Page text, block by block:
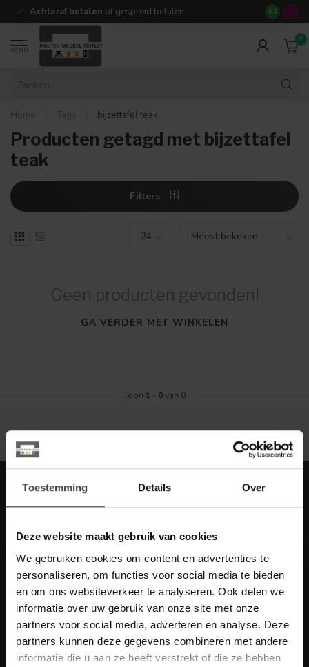
Toestemming Details Over
Deze website maakt gebruik van cookies
We gebruiken cookies om content en advertenties te
personaliseren, om functies voor social media te bieden
en om ons websiteverkeer te analyseren. Ook delen we
informatie over uw gebruik van onze site met onze
partners voor social media, adverteren en analyse. Deze
partners kunnen deze gegevens combineren met andere
informatie die u aan ze heeft verstrekt of die ze hebben
Achteraf betalen of gespreid betalen 14 dagen
9.3
MENU
0
Home Tags bijzettafel teak
Producten getagd met bijzettafel
teak
Filters
Geen producten gevonden!
GA VERDER MET WINKELEN
Toon 1 - 0van 0
Meer informatie
Heb je vragen over onze artikelen of jouw aankoop? Bekijk dan
de klantenservice pagina. Daar staan antwoorden op veel
gestelde vragen. Staat jouw vraag er niet tussen? Dan staat er
ook vermeld hoe je contact met ons kunt opnemen.
Meld je aan voor onze nieuwbrief met
scherpe acties